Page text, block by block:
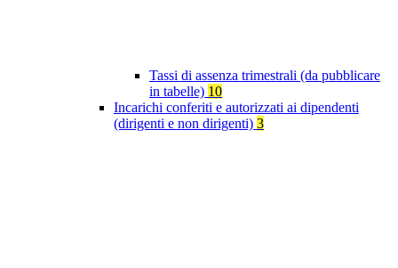
Tassi di assenza trimestrali (da pubblicare
in tabelle) 10
Incarichi conferiti e autorizzati ai dipendenti
(dirigenti e non dirigenti) 3